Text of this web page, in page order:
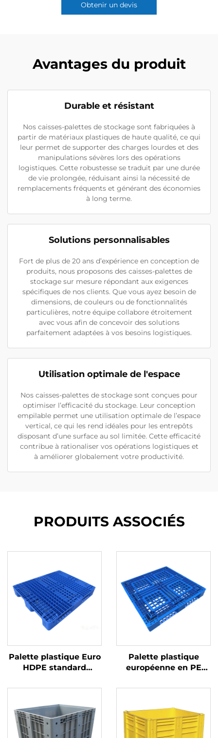
Obtenir un devis
Avantages du produit
Durable et résistant
Nos caisses-palettes de stockage sont fabriquées à
partir de matériaux plastiques de haute qualité, ce qui
leur permet de supporter des charges lourdes et des
manipulations sévères lors des opérations
logistiques. Cette robustesse se traduit par une durée
de vie prolongée, réduisant ainsi la nécessité de
remplacements fréquents et générant des économies
à long terme.
Solutions personnalisables
Fort de plus de 20 ans d’expérience en conception de
produits, nous proposons des caisses-palettes de
stockage sur mesure répondant aux exigences
spécifiques de nos clients. Que vous ayez besoin de
dimensions, de couleurs ou de fonctionnalités
particulières, notre équipe collabore étroitement
avec vous afin de concevoir des solutions
parfaitement adaptées à vos besoins logistiques.
Utilisation optimale de l'espace
Nos caisses-palettes de stockage sont conçues pour
optimiser l’efficacité du stockage. Leur conception
empilable permet une utilisation optimale de l’espace
vertical, ce qui les rend idéales pour les entrepôts
disposant d’une surface au sol limitée. Cette efficacité
contribue à rationaliser vos opérations logistiques et
à améliorer globalement votre productivité.
PRODUITS ASSOCIÉS
Palette plastique Euro
HDPE standard
1210 à grille, pour
transport
Palette plastique
européenne en PE
1010 Sichuan, pour
carboné et rotation
export jetable